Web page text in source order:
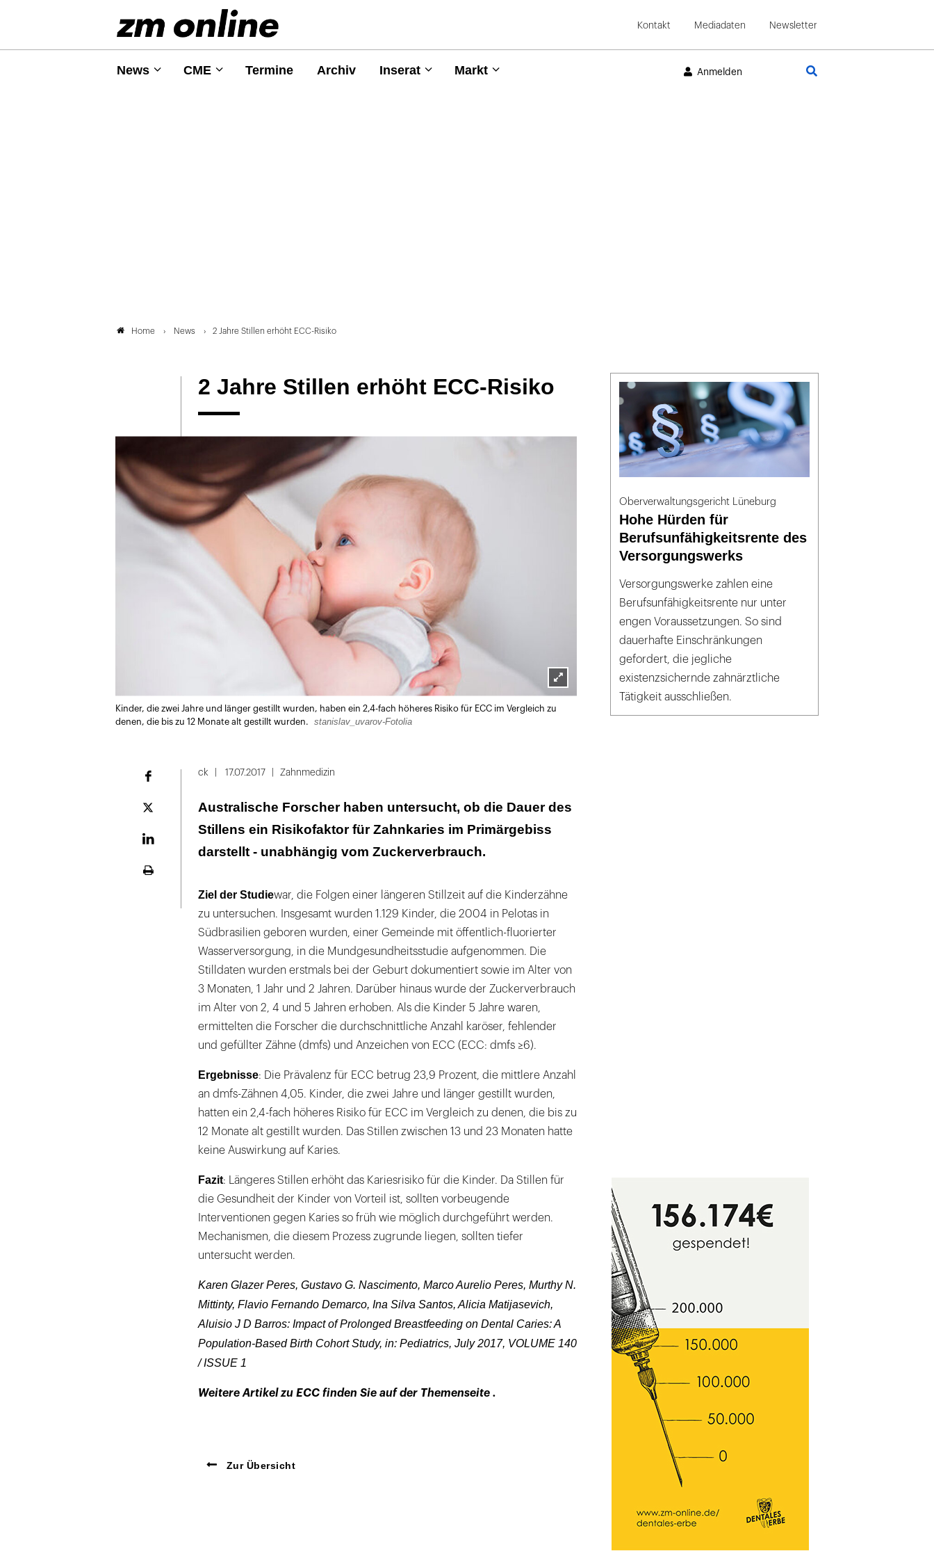
Kontakt Mediadaten Newsletter
News CME Termine Archiv Inserat Markt Anmelden
Home News 2 Jahre Stillen erhöht ECC-Risiko
2 Jahre Stillen erhöht ECC-Risiko
Lightbox
öffnen
Kinder, die zwei Jahre und länger gestillt wurden, haben ein 2,4-fach höheres Risiko für ECC im Vergleich zu
denen, die bis zu 12 Monate alt gestillt wurden.
stanislav_uvarov-Fotolia
Plattform
ck 17.07.2017 Zahnmedizin
Australische Forscher haben untersucht, ob die Dauer des
Stillens ein Risikofaktor für Zahnkaries im Primärgebiss
darstellt - unabhängig vom Zuckerverbrauch.
Ziel der Studiewar, die Folgen einer längeren Stillzeit auf die Kinderzähne
zu untersuchen. Insgesamt wurden 1.129 Kinder, die 2004 in Pelotas in
Südbrasilien geboren wurden, einer Gemeinde mit öffentlich-fluorierter
Wasserversorgung, in die Mundgesundheitsstudie aufgenommen. Die
Stilldaten wurden erstmals bei der Geburt dokumentiert sowie im Alter von
3 Monaten, 1 Jahr und 2 Jahren. Darüber hinaus wurde der Zuckerverbrauch
im Alter von 2, 4 und 5 Jahren erhoben. Als die Kinder 5 Jahre waren,
ermittelten die Forscher die durchschnittliche Anzahl karöser, fehlender
und gefüllter Zähne (dmfs) und Anzeichen von ECC (ECC: dmfs ≥6).
Ergebnisse: Die Prävalenz für ECC betrug 23,9 Prozent, die mittlere Anzahl
an dmfs-Zähnen 4,05. Kinder, die zwei Jahre und länger gestillt wurden,
hatten ein 2,4-fach höheres Risiko für ECC im Vergleich zu denen, die bis zu
12 Monate alt gestillt wurden. Das Stillen zwischen 13 und 23 Monaten hatte
keine Auswirkung auf Karies.
Fazit: Längeres Stillen erhöht das Kariesrisiko für die Kinder. Da Stillen für
die Gesundheit der Kinder von Vorteil ist, sollten vorbeugende
Interventionen gegen Karies so früh wie möglich durchgeführt werden.
Mechanismen, die diesem Prozess zugrunde liegen, sollten tiefer
untersucht werden.
Karen Glazer Peres, Gustavo G. Nascimento, Marco Aurelio Peres, Murthy N.
Mittinty, Flavio Fernando Demarco, Ina Silva Santos, Alicia Matijasevich,
Aluisio J D Barros: Impact of Prolonged Breastfeeding on Dental Caries: A
Population-Based Birth Cohort Study, in: Pediatrics, July 2017, VOLUME 140
/ ISSUE 1
Weitere Artikel zu ECC finden Sie auf der Themenseite .
Zur Übersicht
Oberverwaltungsgericht Lüneburg
Hohe Hürden für
Berufsunfähigkeitsrente des
Versorgungswerks
Versorgungswerke zahlen eine
Berufsunfähigkeitsrente nur unter
engen Voraussetzungen. So sind
dauerhafte Einschränkungen
gefordert, die jegliche
existenzsichernde zahnärztliche
Tätigkeit ausschließen.